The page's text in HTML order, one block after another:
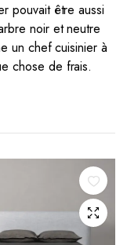
pouvait être aussi
noir et neutre
un chef cuisinier à
chose de frais.